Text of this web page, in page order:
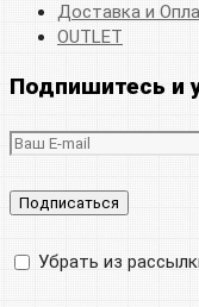
Доставка и
OUTLET
Подпишитесь и
Убрать из